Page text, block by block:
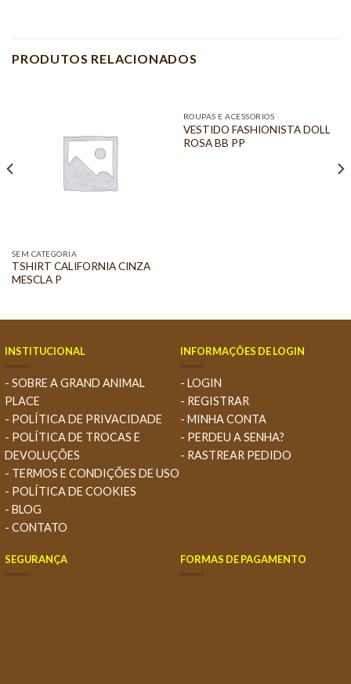
PRODUTOS RELACIONADOS
SEM CATEGORIA
TSHIRT CALIFORNIA CINZA
MESCLA P
ROUPAS E ACESSORIOS
VESTIDO FASHIONISTA DOLL
ROSA BB PP
INSTITUCIONAL
- SOBRE A GRAND ANIMAL
PLACE
- POLÍTICA DE PRIVACIDADE
- POLÍTICA DE TROCAS E
DEVOLUÇÕES
- TERMOS E CONDIÇÕES DE USO
- POLÍTICA DE COOKIES
- BLOG
- CONTATO
INFORMAÇÕES DE LOGIN
- LOGIN
- REGISTRAR
- MINHA CONTA
- PERDEU A SENHA?
- RASTREAR PEDIDO
SEGURANÇA FORMAS DE PAGAMENTO